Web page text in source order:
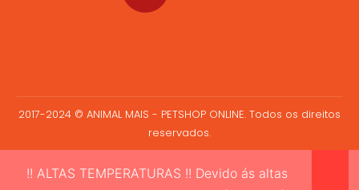
2017-2024 © ANIMAL MAIS - PETSHOP ONLINE. Todos os direitos
reservados.
!! ALTAS TEMPERATURAS !! Devido ás altas